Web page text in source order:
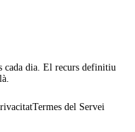
cada dia. El recurs definitiu
Termes del Servei